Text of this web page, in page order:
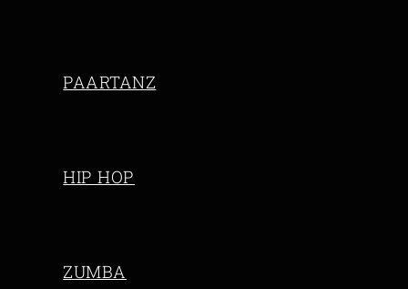
PAARTANZ
HIP HOP
ZUMBA